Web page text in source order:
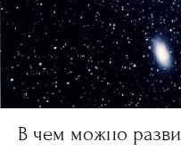
В чем можно